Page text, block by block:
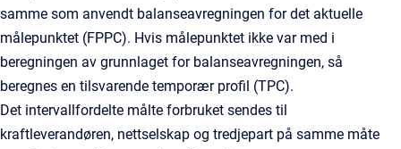
samme som anvendt balanseavregningen for det aktuelle
målepunktet (FPPC). Hvis målepunktet ikke var med i
beregningen av grunnlaget for balanseavregningen, så
beregnes en tilsvarende temporær profil (TPC).
Det intervallfordelte målte forbruket sendes til
kraftleverandøren, nettselskap og tredjepart på samme måte